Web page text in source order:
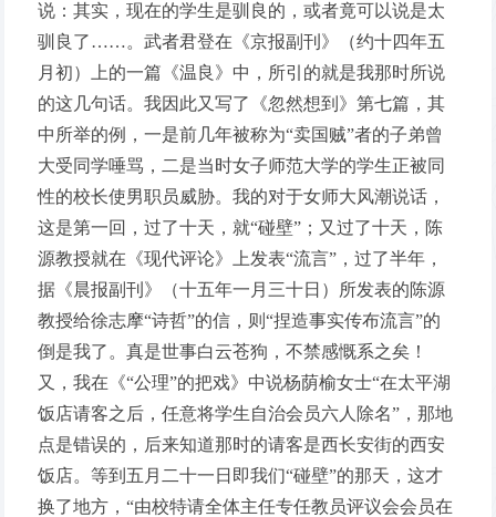
说：其实，现在的学生是驯良的，或者竟可以说是太
驯良了……。武者君登在《京报副刊》（约十四年五
月初）上的一篇《温良》中，所引的就是我那时所说
的这几句话。我因此又写了《忽然想到》第七篇，其
中所举的例，一是前几年被称为“卖国贼”者的子弟曾
大受同学唾骂，二是当时女子师范大学的学生正被同
性的校长使男职员威胁。我的对于女师大风潮说话，
这是第一回，过了十天，就“碰壁”；又过了十天，陈
源教授就在《现代评论》上发表“流言”，过了半年，
据《晨报副刊》（十五年一月三十日）所发表的陈源
教授给徐志摩“诗哲”的信，则“捏造事实传布流言”的
倒是我了。真是世事白云苍狗，不禁感慨系之矣！
又，我在《“公理”的把戏》中说杨荫榆女士“在太平湖
饭店请客之后，任意将学生自治会员六人除名”，那地
点是错误的，后来知道那时的请客是西长安街的西安
饭店。等到五月二十一日即我们“碰壁”的那天，这才
换了地方，“由校特请全体主任专任教员评议会会员在